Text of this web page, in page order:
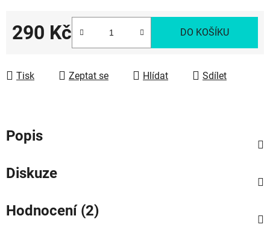
290 Kč DO KOŠÍKU
Tisk Zeptat se Hlídat Sdílet
Popis
Diskuze
Hodnocení (2)